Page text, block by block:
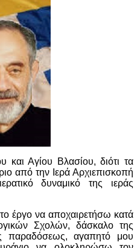
Αγίου Βλασίου, διότι τα
από την Ιερά Αρχιεπισκοπή
δυναμικό της ιεράς
έργο να αποχαιρετήσω κατά
Σχολών, δάσκαλο της
παραδόσεως, αγαπητό μου